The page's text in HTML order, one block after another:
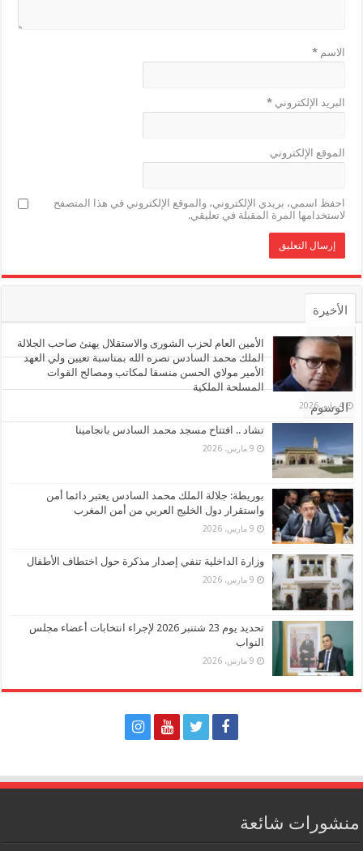
الاسم*
البريد الإلكتروني*
الموقع الإلكتروني
احفظ اسمي، بريدي الإلكتروني، والموقع الإلكتروني في هذا المتصفح
لاستخدامها المرة المقبلة في تعليقي.
الأخيرة
الأشهر
تعليقات
الوسوم
الأمين العام لحزب الشورى والاستقلال يهنئ صاحب الجلالة
الملك محمد السادس نصره الله بمناسبة تعيين ولي العهد
الأمير مولاي الحسن منسقا لمكاتب ومصالح القوات
المسلحة الملكية
4 مايو، 2026
تشاد .. افتتاح مسجد محمد السادس بانجامينا
9 مارس، 2026
بوريطة: جلالة الملك محمد السادس يعتبر دائما أمن
واستقرار دول الخليج العربي من أمن المغرب
9 مارس، 2026
وزارة الداخلية تنفي إصدار مذكرة حول اختطاف الأطفال
9 مارس، 2026
تحديد يوم 23 شتنبر 2026 لإجراء انتخابات أعضاء مجلس
النواب
9 مارس، 2026
منشورات شائعة